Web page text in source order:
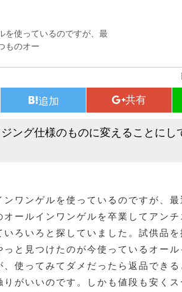
を使っているのですが、最
ものオー
ング仕様のものに変えることにし
ルインワンゲルをアンチエイジング仕様の
ワンゲルを使っているのですが、
ールインワンゲルを卒業してアン
ろいろと探していました。試供品
と見つけたのが今使っているオー
使ってみてダメだったら返品できる
がいいのです。しかも値段も安くス